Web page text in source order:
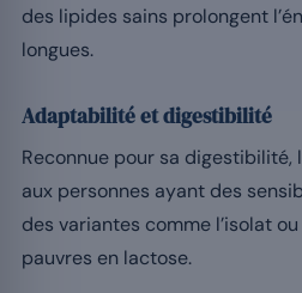
des lipides sains prolongent
longues.
Adaptabilité et digestibilité
Reconnue pour sa digestibilité,
aux personnes ayant des
des variantes comme l’isolat
pauvres en lactose.